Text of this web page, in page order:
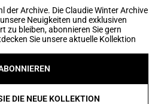
der Archive. Die Claudie Winter Archive
Neuigkeiten und exklusiven
zu bleiben, abonnieren Sie gern
Sie unsere aktuelle Kollektion
DIE NEUE KOLLEKTION